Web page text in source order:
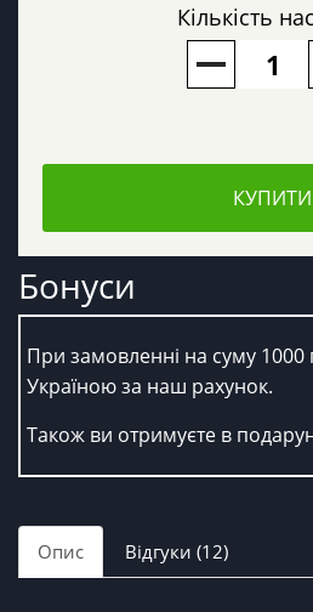
Кількість
КУПИТИ
Бонуси
При замовленні на суму 1000
Україною за наш рахунок.
Також ви отримуєте в
Опис Відгуки (12)